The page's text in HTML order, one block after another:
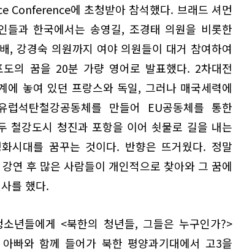
Conference에 초청받아 참석했다. 브래드 셔먼
들과 한국에서는 송영길, 조경태 의원을 비롯한
, 강경숙 의원까지 여야 의원들이 대거 참여하여
의 꿈을 20분 가량 영어로 발표했다. 2차대전
에 놓여 있던 프랑스와 독일, 그러나 매국세력에
석탄철강공동체를 만들어 EU공동체를 통한
철강도시 청진과 포항을 이어 쇳물로 길을 내는
시대를 꿈꾸는 것이다. 반향은 뜨거웠다. 정말
연 후 많은 사람들이 개인적으로 찾아와 그 꿈에
를 했다.
년들에게 <북한의 청년들, 그들은 누구인가?>
빠와 함께 들어가 북한 평양과기대에서 고3을